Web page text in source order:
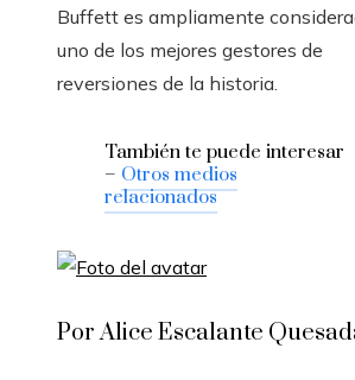
Buffett es ampliamente
uno de los mejores gestores de
reversiones de la historia.
También te puede interesar
– Otros medios
relacionados
Por Alice Escalante